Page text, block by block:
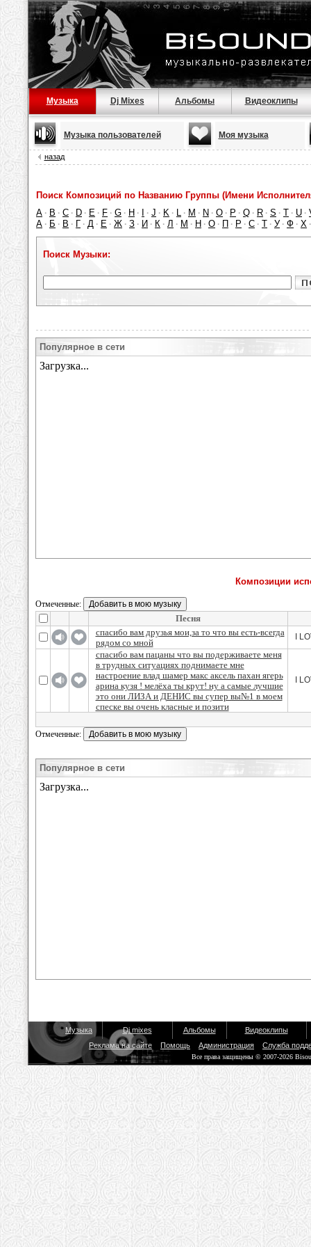
Музыка Dj Mixes Альбомы Видеоклипы
Музыка пользователей Моя музыка
назад
Поиск Композиций по Названию Группы (Имени
A · B · C · D · E · F · G · H · · J · K · L · M · N · O · P · Q · R · S · T · U ·
А · Б · В · Г · Д · Е · Ж · З · И · К · Л · М · Н · О · П · Р · С · Т · У · Ф · Х
Поиск Музыки:
Популярное в сети
Композиции
Отмеченные:
Песня
спасибо вам друзья мои,за то что вы есть-всегда
рядом со мной
I
спасибо вам пацаны что вы подерживаете меня
в трудных ситуациях поднимаете мне
настроение влад шамер макс аксель пахан ягерь
арина кузя ! мелёха ты крут! ну а самые лучшие
это они ЛИЗА и ДЕНИС вы супер вы№1 в моем
спеске вы очень класные и позити
I
Отмеченные:
Популярное в сети
Музыка Dj mixes Альбомы
Видеоклипы
Реклама на сайте
Помощь Администрация Служба
Все права защищены © 2007-2026